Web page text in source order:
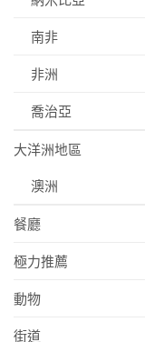
南非
非洲
喬治亞
大洋洲地區
澳洲
餐廳
極力推薦
動物
街道